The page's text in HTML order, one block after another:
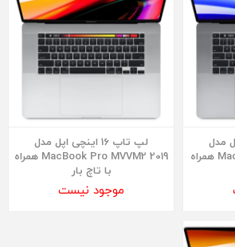
اپل مدل
MacBook Pro MVVK2 2019 همراه
لپ تاپ 16 اینچی اپل مدل
MacBook Pro MVVM2 2019 همراه
با تاچ بار
موجود نیست